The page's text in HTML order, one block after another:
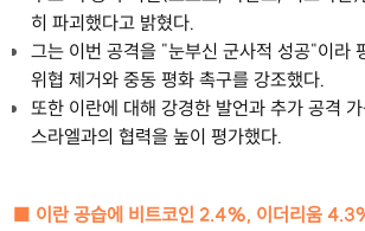
히 파괴했다고 밝혔다.
그는 이번 공격을 "눈부신 군사적 성공"이라
위협 제거와 중동 평화 촉구를 강조했다.
또한 이란에 대해 강경한 발언과 추가 공격
스라엘과의 협력을 높이 평가했다.
■ 이란 공습에 비트코인 2.4%, 이더리움